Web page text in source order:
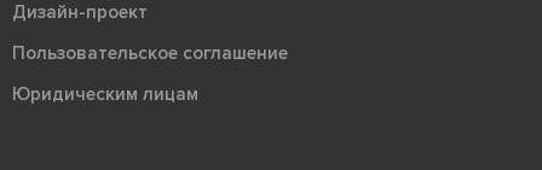
Дизайн-проект
Пользовательское соглашение
Юридическим лицам